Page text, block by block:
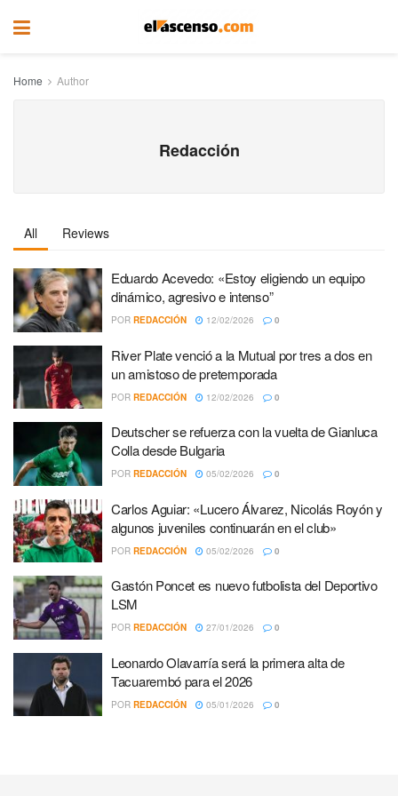
Home Author
Redacción
All Reviews
Eduardo Acevedo: «Estoy eligiendo un equipo
dinámico, agresivo e intenso”
POR REDACCIÓN 12/02/2026 0
River Plate venció a la Mutual por tres a dos en
un amistoso de pretemporada
POR REDACCIÓN 12/02/2026 0
Deutscher se refuerza con la vuelta de Gianluca
Colla desde Bulgaria
POR REDACCIÓN 05/02/2026 0
Carlos Aguiar: «Lucero Álvarez, Nicolás Royón y
algunos juveniles continuarán en el club»
POR REDACCIÓN 05/02/2026 0
Gastón Poncet es nuevo futbolista del Deportivo
LSM
POR REDACCIÓN 27/01/2026 0
Leonardo Olavarría será la primera alta de
Tacuarembó para el 2026
POR REDACCIÓN 05/01/2026 0